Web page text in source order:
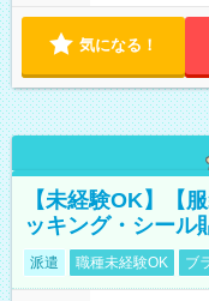
気になる！
【未経験OK】【
ッキング・シール
派遣 職種未経験OK ブ